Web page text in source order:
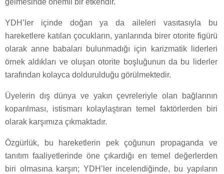
gelmesinde önemli bir etkendir.
YDH’ler içinde doğan ya da aileleri vasıtasıyla bu
hareketlere katılan çocukların, yanlarında birer otorite figürü
olarak anne babaları bulunmadığı için karizmatik liderleri
örnek aldıkları ve oluşan otorite boşluğunun da bu liderler
tarafından kolayca doldurulduğu görülmektedir.
Üyelerin dış dünya ve yakın çevreleriyle olan bağlarının
koparılması, istismarı kolaylaştıran temel faktörlerden biri
olarak karşımıza çıkmaktadır.
Özgürlük, bu hareketlerin pek çoğunun propaganda ve
tanıtım faaliyetlerinde öne çıkardığı en temel değerlerden
biri olmasına karşın; YDH’ler incelendiğinde, bu yapıların